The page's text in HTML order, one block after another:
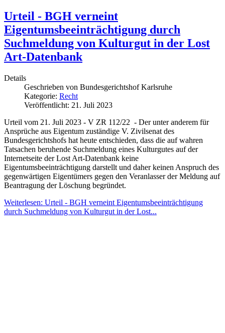
Urteil - BGH verneint
Eigentumsbeeinträchtigung durch
Suchmeldung von Kulturgut in der Lost
Art-Datenbank
Details
Geschrieben von Bundesgerichtshof Karlsruhe
Kategorie: Recht
Veröffentlicht: 21. Juli 2023
Urteil vom 21. Juli 2023 - V ZR 112/22 - Der unter anderem für
Ansprüche aus Eigentum zuständige V. Zivilsenat des
Bundesgerichtshofs hat heute entschieden, dass die auf wahren
Tatsachen beruhende Suchmeldung eines Kulturgutes auf der
Internetseite der Lost Art-Datenbank keine
Eigentumsbeeinträchtigung darstellt und daher keinen Anspruch des
gegenwärtigen Eigentümers gegen den Veranlasser der Meldung auf
Beantragung der Löschung begründet.
Weiterlesen: Urteil - BGH verneint Eigentumsbeeinträchtigung
durch Suchmeldung von Kulturgut in der Lost...